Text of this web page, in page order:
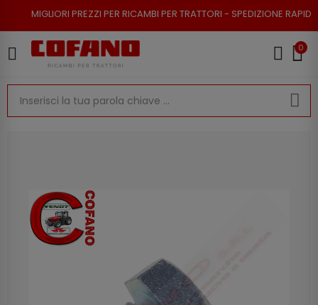
PREZZI PER RICAMBI PER TRATTORI - SPEDIZIONE RAPIDA - RESO
0